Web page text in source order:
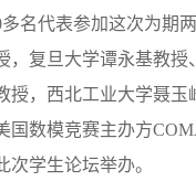
名代表参加这次为期
，复旦大学谭永基教
授，西北工业大学聂
数模竞赛主办方
次学生论坛举办。